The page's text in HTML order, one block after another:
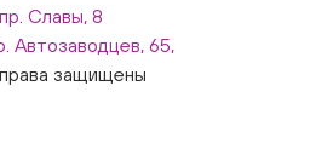
Славы, 8
Автозаводцев, 65,
защищены